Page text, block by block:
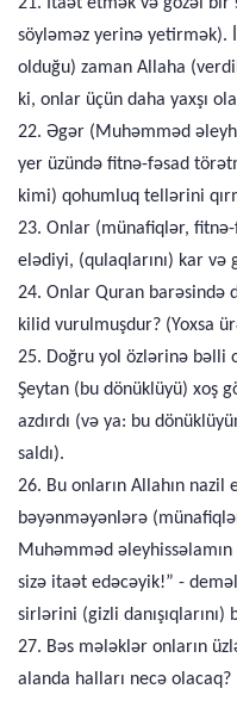
söyləməz yerinə yetirmək).
olduğu) zaman Allaha
ki, onlar üçün daha yaxşı
22. Əgər (Muhəmməd
yer üzündə fitnə-fəsad
kimi) qohumluq tellərini
23. Onlar (münafiqlər,
elədiyi, (qulaqlarını) kar
24. Onlar Quran barəsində
kilid vurulmuşdur? (Yoxsa
25. Doğru yol özlərinə bəlli
Şeytan (bu dönüklüyü) xoş
azdırdı (və ya: bu
saldı).
26. Bu onların Allahın
bəyənməyənlərə
Muhəmməd
sizə itaət edəcəyik!” -
sirlərini (gizli danışıqlarını)
27. Bəs mələklər onların
alanda halları necə olacaq?